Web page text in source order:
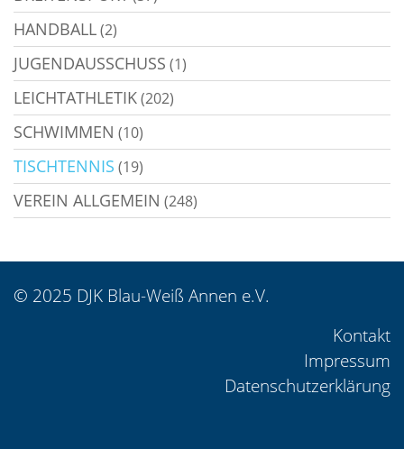
HANDBALL(2)
JUGENDAUSSCHUSS (1)
LEICHTATHLETIK(202)
SCHWIMMEN (10)
TISCHTENNIS (19)
VEREIN ALLGEMEIN (248)
© 2025 DJK Blau-Weiß Annen e.V.
Kontakt
Impressum
Datenschutzerklärung